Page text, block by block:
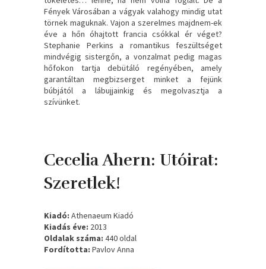
Fények Városában a vágyak valahogy mindig utat
törnek maguknak. Vajon a szerelmes majdnem-ek
éve a hőn óhajtott francia csókkal ér véget?
Stephanie Perkins a romantikus feszültséget
mindvégig sistergőn, a vonzalmat pedig magas
hőfokon tartja debütáló regényében, amely
garantáltan megbizserget minket a fejünk
búbjától a lábujjainkig és megolvasztja a
szívünket.
Cecelia Ahern: Utóirat: ​
Szeretlek!
Kiadó: Athenaeum Kiadó
Kiadás éve: 2013
Oldalak száma: 440 oldal
Fordította: Pavlov Anna